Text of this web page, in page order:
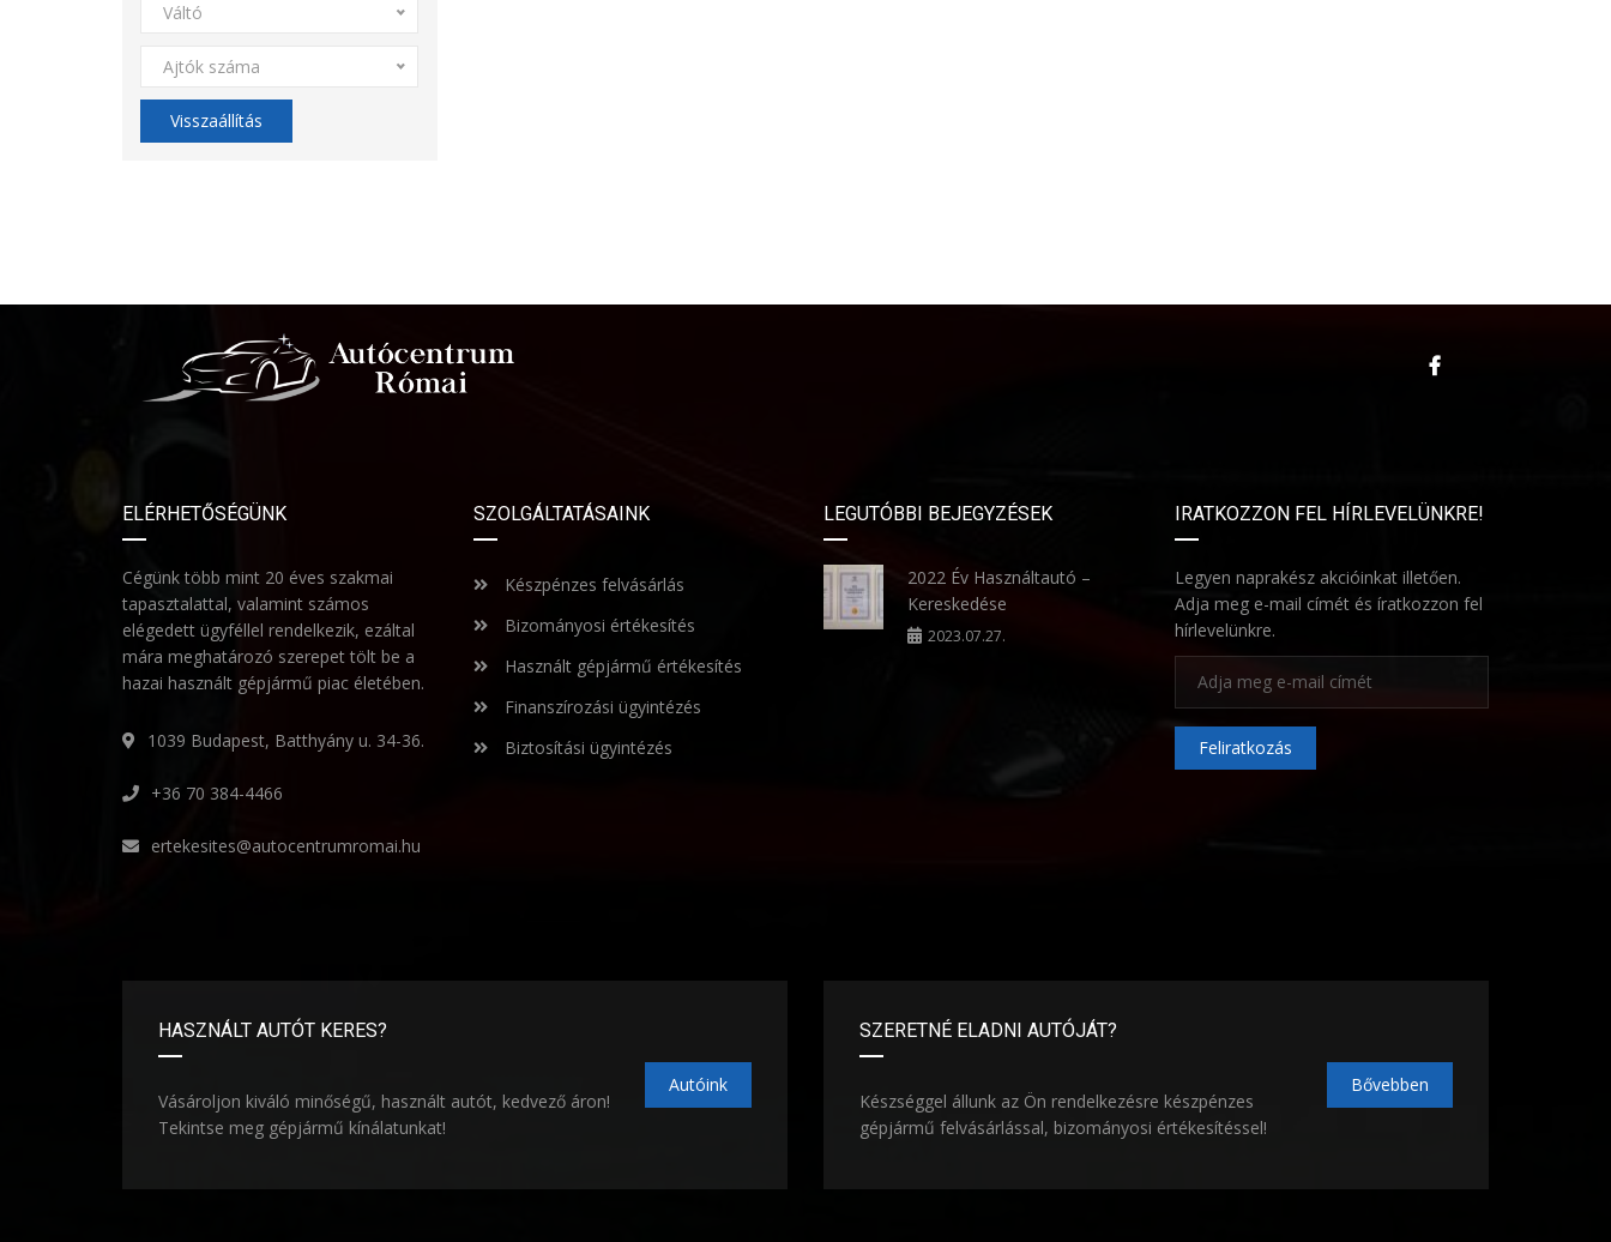
Váltó
Ajtók száma
Visszaállítás
ELÉRHETŐSÉGÜNK
Cégünk több mint 20 éves szakmai
tapasztalattal, valamint számos
elégedett ügyféllel rendelkezik, ezáltal
mára meghatározó szerepet tölt be a
hazai használt gépjármű piac életében.
1039 Budapest, Batthyány u. 34-36.
+36 70 384-4466
ertekesites@autocentrumromai.hu
SZOLGÁLTATÁSAINK
Készpénzes felvásárlás
Bizományosi értékesítés
Használt gépjármű értékesítés
Finanszírozási ügyintézés
Biztosítási ügyintézés
LEGUTÓBBI BEJEGYZÉSEK
2022 Év Használtautó –
Kereskedése
2023.07.27.
IRATKOZZON FEL HÍRLEVELÜNKRE!
Legyen naprakész akcióinkat illetően.
Adja meg e-mail címét és íratkozzon fel
hírlevelünkre.
Feliratkozás
HASZNÁLT AUTÓT KERES?
Vásároljon kiváló minőségű, használt autót, kedvező áron!
Tekintse meg gépjármű kínálatunkat!
Autóink
SZERETNÉ ELADNI AUTÓJÁT?
Készséggel állunk az Ön rendelkezésre készpénzes
gépjármű felvásárlással, bizományosi értékesítéssel!
Bővebben